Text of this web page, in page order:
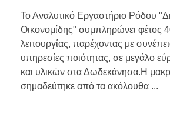
Το Αναλυτικό Εργαστήριο Ρόδου
Οικονομίδης" συμπληρώνει φέτος
λειτουργίας, παρέχοντας με
υπηρεσίες ποιότητας, σε μεγάλο
και υλικών στα Δωδεκάνησα.Η
σημαδεύτηκε από τα ακόλουθα ...